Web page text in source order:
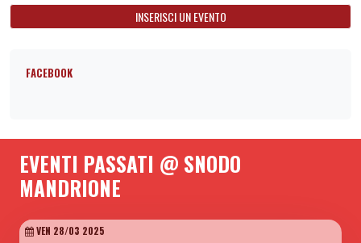
INSERISCI UN EVENTO
FACEBOOK
EVENTI PASSATI @ SNODO
MANDRIONE
VEN 28/03 2025